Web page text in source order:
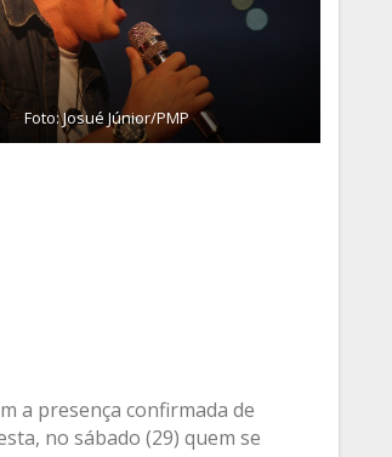
Foto: Josué Júnior/PMP
a presença confirmada de
no sábado (29) quem se